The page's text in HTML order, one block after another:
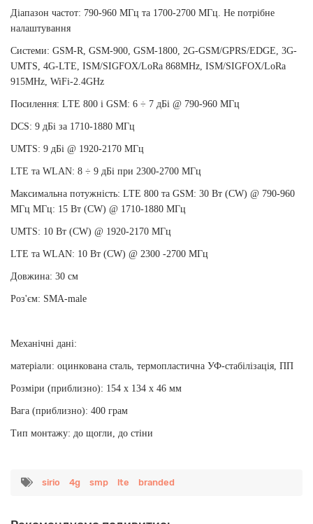
Діапазон частот: 790-960 МГц та 1700-2700 МГц. Не потрібне
налаштування
Системи: GSM-R, GSM-900, GSM-1800, 2G-GSM/GPRS/EDGE, 3G-
UMTS, 4G-LTE, ISM/SIGFOX/LoRa 868MHz, ISM/SIGFOX/LoRa
915MHz, WiFi-2.4GHz
Посилення: LTE 800 і GSM: 6 ÷ 7 дБі @ 790-960 МГц
DCS: 9 дБі за 1710-1880 МГц
UMTS: 9 дБі @ 1920-2170 МГц
LTE та WLAN: 8 ÷ 9 дБі при 2300-2700 МГц
Максимальна потужність: LTE 800 та GSM: 30 Вт (CW) @ 790-960
МГц МГц: 15 Вт (CW) @ 1710-1880 МГц
UMTS: 10 Вт (CW) @ 1920-2170 МГц
LTE та WLAN: 10 Вт (CW) @ 2300 -2700 МГц
Довжина: 30 см
Роз'єм: SMA-male
Механічні дані:
матеріали: оцинкована сталь, термопластична УФ-стабілізація, ПП
Розміри (приблизно): 154 x 134 x 46 мм
Вага (приблизно): 400 грам
Тип монтажу: до щогли, до стіни
sirio 4g smp lte branded